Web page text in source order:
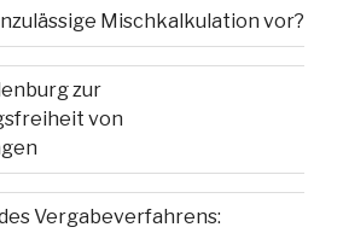
Mischkalkulation vor?
zur
von
Vergabeverfahrens: